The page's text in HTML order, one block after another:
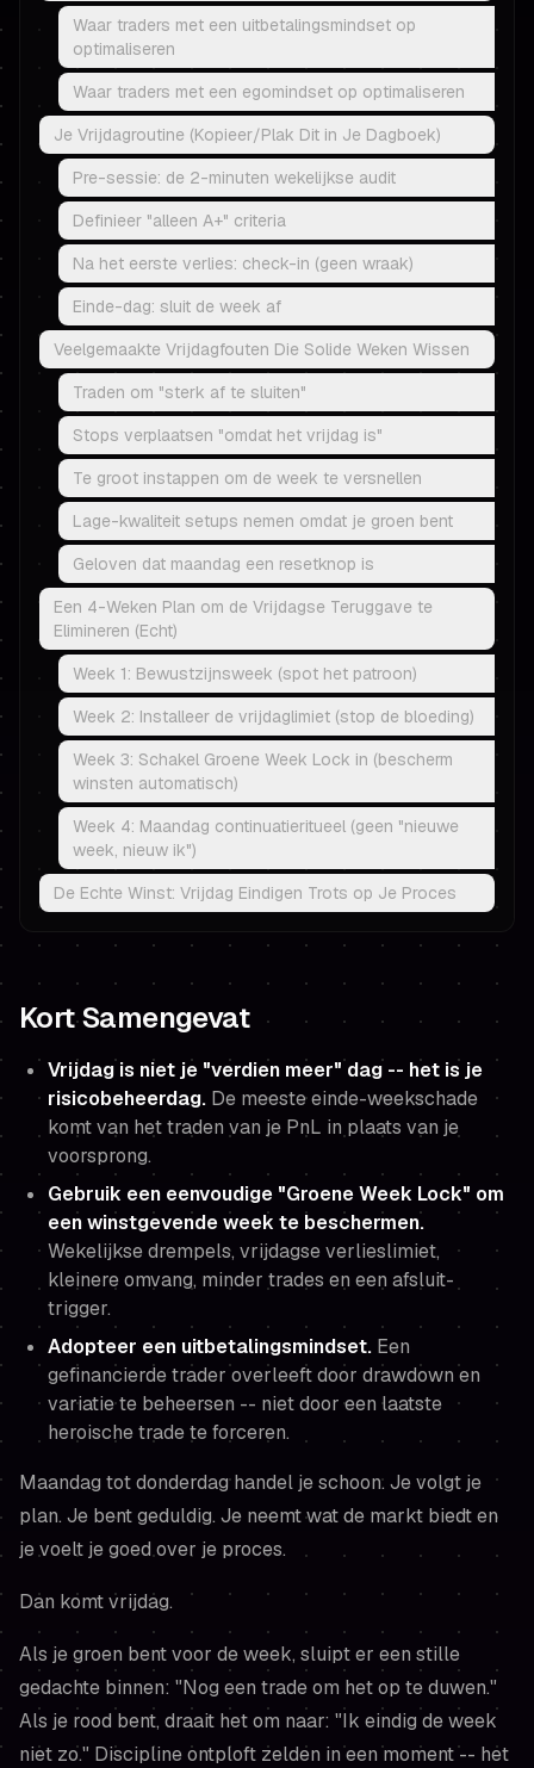
Waar traders met een uitbetalingsmindset op
optimaliseren
Waar traders met een egomindset op optimaliseren
Je Vrijdagroutine (Kopieer/Plak Dit in Je Dagboek)
Pre-sessie: de 2-minuten wekelijkse audit
Definieer "alleen A+" criteria
Na het eerste verlies: check-in (geen wraak)
Einde-dag: sluit de week af
Veelgemaakte Vrijdagfouten Die Solide Weken Wissen
Traden om "sterk af te sluiten"
Stops verplaatsen "omdat het vrijdag is"
Te groot instappen om de week te versnellen
Lage-kwaliteit setups nemen omdat je groen bent
Geloven dat maandag een resetknop is
Een 4-Weken Plan om de Vrijdagse Teruggave te
Elimineren (Echt)
Week 1: Bewustzijnsweek (spot het patroon)
Week 2: Installeer de vrijdaglimiet (stop de bloeding)
Week 3: Schakel Groene Week Lock in (bescherm
winsten automatisch)
Week 4: Maandag continuatieritueel (geen "nieuwe
week, nieuw ik")
De Echte Winst: Vrijdag Eindigen Trots op Je Proces
Kort Samengevat
Vrijdag is niet je "verdien meer" dag -- het is je
risicobeheerdag. De meeste einde-weekschade
komt van het traden van je PnL in plaats van je
voorsprong.
Gebruik een eenvoudige "Groene Week Lock" om
een winstgevende week te beschermen.
Wekelijkse drempels, vrijdagse verlieslimiet,
kleinere omvang, minder trades en een afsluit-
trigger.
Adopteer een uitbetalingsmindset. Een
gefinancierde trader overleeft door drawdown en
variatie te beheersen -- niet door een laatste
heroische trade te forceren.
Maandag tot donderdag handel je schoon. Je volgt je
plan. Je bent geduldig. Je neemt wat de markt biedt en
je voelt je goed over je proces.
Dan komt vrijdag.
Als je groen bent voor de week, sluipt er een stille
gedachte binnen: "Nog een trade om het op te duwen."
Als je rood bent, draait het om naar: "Ik eindig de week
niet zo." Discipline ontploft zelden in een moment -- het